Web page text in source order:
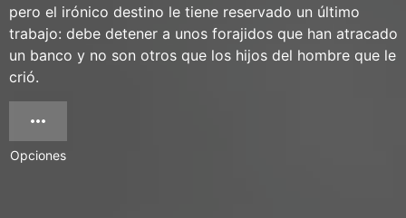
pero el irónico destino le tiene reservado un último
trabajo: debe detener a unos forajidos que han atracado
un banco y no son otros que los hijos del hombre que le
crió.
Opciones